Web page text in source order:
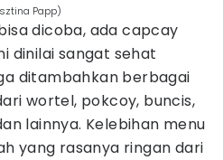
Papp)
dicoba, ada capcay
dinilai sangat sehat
ditambahkan berbagai
wortel, pokcoy, buncis,
lainnya. Kelebihan menu
yang rasanya ringan dari